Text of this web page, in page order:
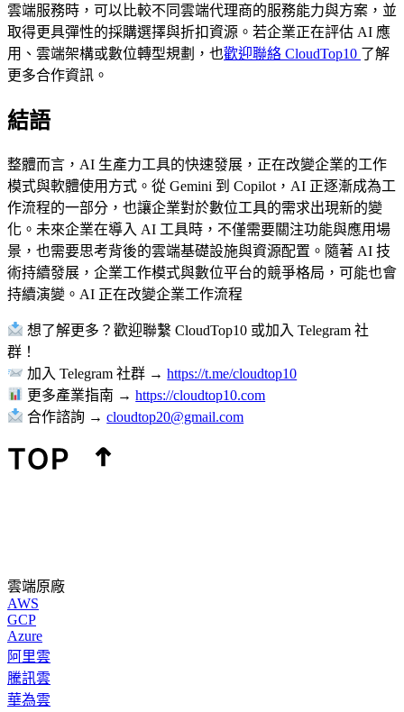
雲端服務時，可以比較不同雲端代理商的服務能力與方案，並
取得更具彈性的採購選擇與折扣資源。若企業正在評估 AI 應
用、雲端架構或數位轉型規劃，也歡迎聯絡 CloudTop10 了解
更多合作資訊。
結語
整體而言，AI 生產力工具的快速發展，正在改變企業的工作
模式與軟體使用方式。從 Gemini 到 Copilot，AI 正逐漸成為工
作流程的一部分，也讓企業對於數位工具的需求出現新的變
化。未來企業在導入 AI 工具時，不僅需要關注功能與應用場
景，也需要思考背後的雲端基礎設施與資源配置。隨著 AI 技
術持續發展，企業工作模式與數位平台的競爭格局，可能也會
持續演變。AI 正在改變企業工作流程
想了解更多？歡迎聯繫 CloudTop10 或加入 Telegram 社
群！
加入 Telegram 社群 →https://t.me/cloudtop10
更多產業指南 →https://cloudtop10.com
合作諮詢 →cloudtop20@gmail.com
雲端原廠
AWS
GCP
Azure
阿里雲
騰訊雲
華為雲